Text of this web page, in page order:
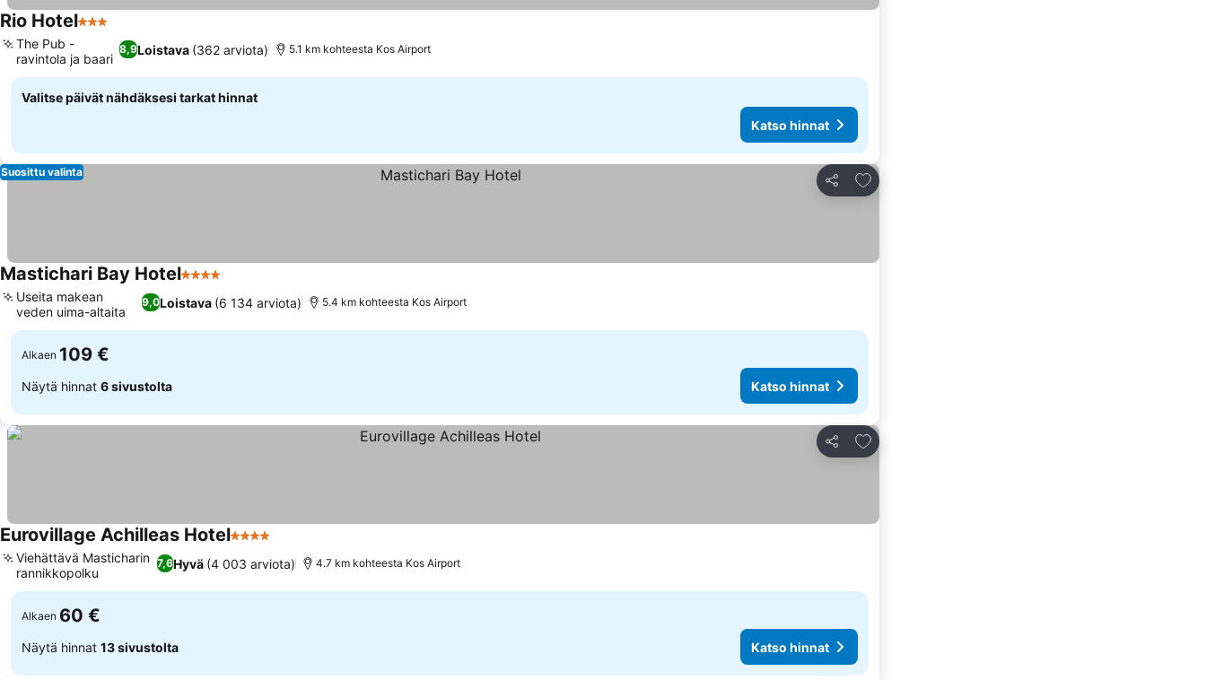
Rio Hotel3 Tähtiluokitus
8,9Loistava (362 arviota)
The Pub -
ravintola ja baari
5.1 km kohteesta Kos Airport
Valitse päivät nähdäksesi tarkat hinnat
Katso hinnat
Jaa
Lisää suosikkeihin
Suosittu valinta
Mastichari Bay Hotel4 Tähtiluokitus
9,0Loistava (6 134 arviota)
Useita makean
veden uima-altaita
5.4 km kohteesta Kos Airport
Alkaen 109 €
Näytä hinnat 6 sivustolta Katso hinnat
Jaa
Lisää suosikkeihin
Eurovillage Achilleas Hotel4 Tähtiluokitus
7,6Hyvä (4 003 arviota)
Viehättävä Masticharin
rannikkopolku
4.7 km kohteesta Kos Airport
Alkaen 60 €
Näytä hinnat 13 sivustolta Katso hinnat